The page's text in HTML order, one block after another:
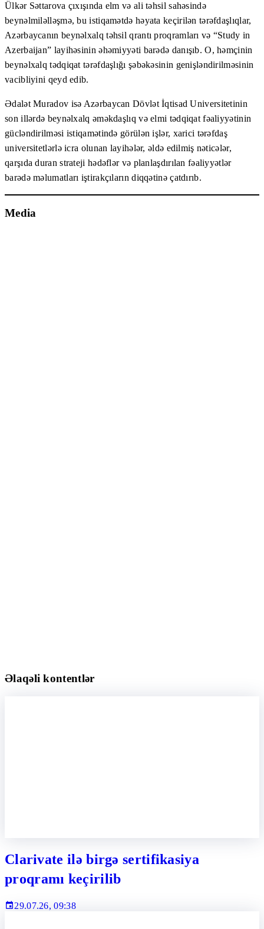
Ülkər Səttarova çıxışında elm və ali təhsil sahəsində
beynəlmiləlləşmə, bu istiqamətdə həyata keçirilən tərəfdaşlıqlar,
Azərbaycanın beynəlxalq təhsil qrantı proqramları və “Study in
Azerbaijan” layihəsinin əhəmiyyəti barədə danışıb. O, həmçinin
beynəlxalq tədqiqat tərəfdaşlığı şəbəkəsinin genişləndirilməsinin
vacibliyini qeyd edib.
Ədalət Muradov isə Azərbaycan Dövlət İqtisad Universitetinin
son illərdə beynəlxalq əməkdaşlıq və elmi tədqiqat fəaliyyətinin
gücləndirilməsi istiqamətində görülən işlər, xarici tərəfdaş
universitetlərlə icra olunan layihələr, əldə edilmiş nəticələr,
qarşıda duran strateji hədəflər və planlaşdırılan fəaliyyətlər
barədə məlumatları iştirakçıların diqqətinə çatdırıb.
Media
Əlaqəli kontentlər
Clarivate ilə birgə sertifikasiya
proqramı keçirilib
29.07.26, 09:38